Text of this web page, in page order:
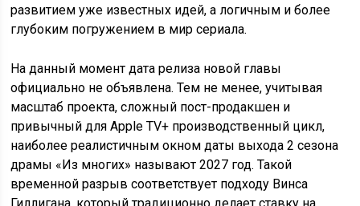
развитием уже известных идей, а логичным и более
глубоким погружением в мир сериала.
На данный момент дата релиза новой главы
официально не объявлена. Тем не менее, учитывая
масштаб проекта, сложный пост-продакшен и
привычный для Apple TV+ производственный цикл,
наиболее реалистичным окном даты выхода 2 сезона
драмы «Из многих» называют 2027 год. Такой
временной разрыв соответствует подходу Винса